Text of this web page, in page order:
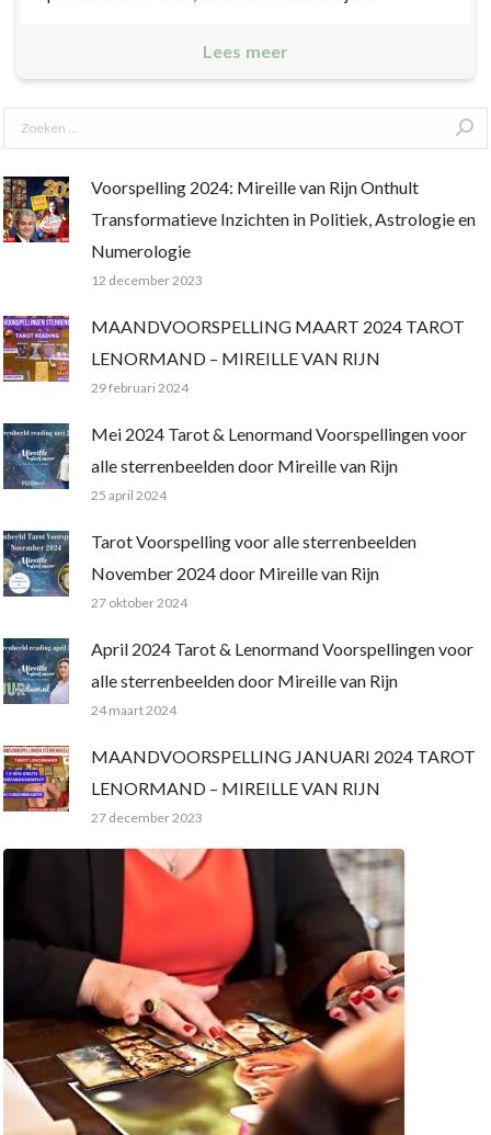
Lees meer
Search:
Voorspelling 2024: Mireille van Rijn Onthult
Transformatieve Inzichten in Politiek, Astrologie en
Numerologie
12 december 2023
MAANDVOORSPELLING MAART 2024 TAROT
LENORMAND – MIREILLE VAN RIJN
29 februari 2024
Mei 2024 Tarot & Lenormand Voorspellingen voor
alle sterrenbeelden door Mireille van Rijn
25 april 2024
Tarot Voorspelling voor alle sterrenbeelden
November 2024 door Mireille van Rijn
27 oktober 2024
April 2024 Tarot & Lenormand Voorspellingen voor
alle sterrenbeelden door Mireille van Rijn
24 maart 2024
MAANDVOORSPELLING JANUARI 2024 TAROT
LENORMAND – MIREILLE VAN RIJN
27 december 2023